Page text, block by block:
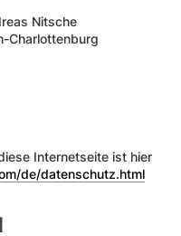
Nitsche
Charlottenburg
Internet­seite ist hier
de/datenschutz.html